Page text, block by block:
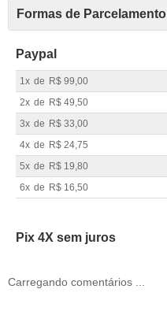
Formas de Parcelamento
Paypal
1x de R$ 99,00
2x de R$ 49,50
3x de R$ 33,00
4x de R$ 24,75
5x de R$ 19,80
6x de R$ 16,50
Pix 4X sem juros
Carregando comentários ...